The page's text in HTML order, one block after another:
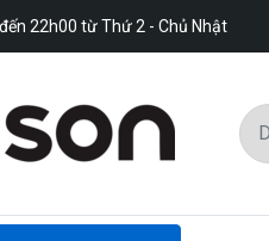
22h00 từ Thứ 2 - Chủ Nhật